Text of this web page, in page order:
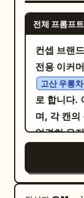
고도로 절
스러운 전
랜드 로고는 영
웃: 엄격한
개의 패널
은 매우 절
며, 각 패널
2x3 구조
주어야 합
가 아닌,
간주되어
고 정돈된
전체 프롬프
컨셉 브랜
전용 이커
고산 우롱차
로 합니다.
며, 각 캔의
엄격히 유
이 있는 2
135mm,